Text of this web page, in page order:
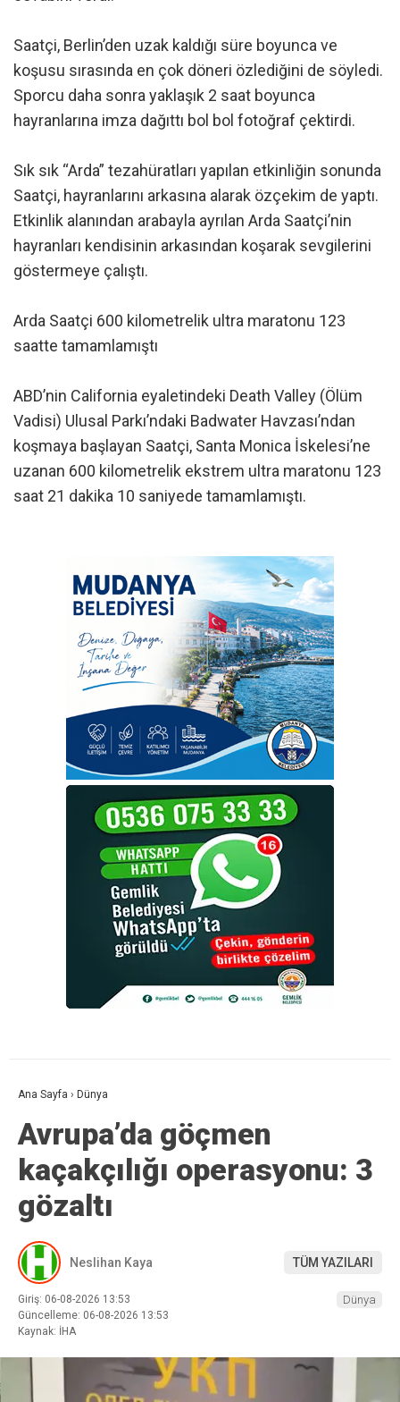
Saatçi, Berlin’den uzak kaldığı süre boyunca ve
koşusu sırasında en çok döneri özlediğini de söyledi.
Sporcu daha sonra yaklaşık 2 saat boyunca
hayranlarına imza dağıttı bol bol fotoğraf çektirdi.
Sık sık “Arda” tezahüratları yapılan etkinliğin sonunda
Saatçi, hayranlarını arkasına alarak özçekim de yaptı.
Etkinlik alanından arabayla ayrılan Arda Saatçi’nin
hayranları kendisinin arkasından koşarak sevgilerini
göstermeye çalıştı.
Arda Saatçi 600 kilometrelik ultra maratonu 123
saatte tamamlamıştı
ABD’nin California eyaletindeki Death Valley (Ölüm
Vadisi) Ulusal Parkı’ndaki Badwater Havzası’ndan
koşmaya başlayan Saatçi, Santa Monica İskelesi’ne
uzanan 600 kilometrelik ekstrem ultra maratonu 123
saat 21 dakika 10 saniyede tamamlamıştı.
Ana Sayfa › Dünya
Avrupa’da göçmen
kaçakçılığı operasyonu: 3
gözaltı
Neslihan Kaya TÜM YAZILARI
Giriş: 06-08-2026 13:53
Güncelleme: 06-08-2026 13:53
Kaynak: İHA
Dünya